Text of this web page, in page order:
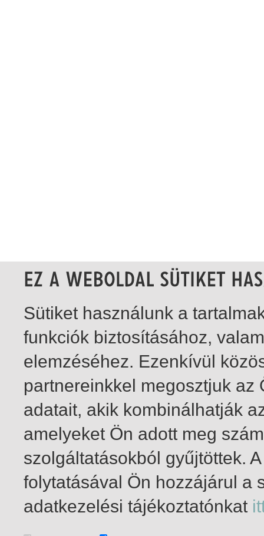
1-1 / total 1 hit
Sütiket használunk a
funkciók biztosításához,
elemzéséhez. Ezenkívül
partnereinkkel megosztjuk
adatait, akik kombinálhatják
amelyeket Ön adott meg
szolgáltatásokból gyűjtöttek.
folytatásával Ön hozzájárul a
adatkezelési tájékoztatónkat